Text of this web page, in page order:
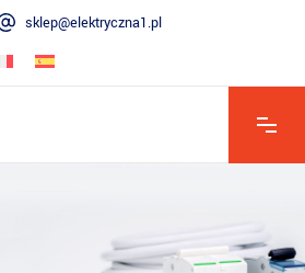
sklep@elektryczna1.pl